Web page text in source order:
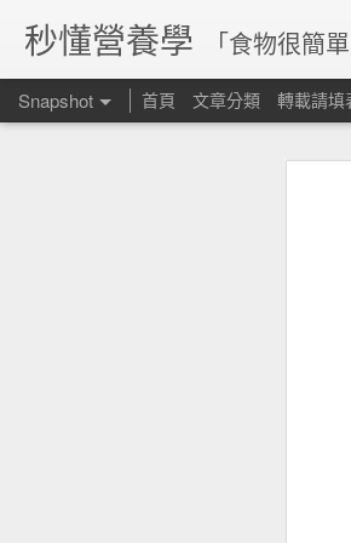
秒懂營養學 「食物很簡
Snapshot 首頁 文章分類 轉載請填